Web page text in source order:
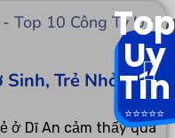
Top 10 Công Ty Uy
Sinh, Trẻ Nhỏ Tại
ở Dĩ An cảm thấy quá
Top
Uy
Tín
⭐️⭐️⭐️⭐️⭐️